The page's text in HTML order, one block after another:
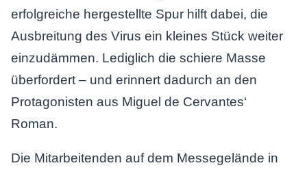
erfolgreiche hergestellte Spur hilft dabei, die
Ausbreitung des Virus ein kleines Stück weiter
einzudämmen. Lediglich die schiere Masse
überfordert – und erinnert dadurch an den
Protagonisten aus Miguel de Cervantes‘
Roman.
Die Mitarbeitenden auf dem Messegelände in